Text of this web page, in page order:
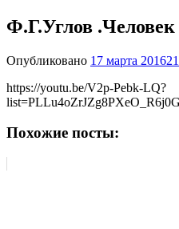
Ф.Г.Углов
Опубликовано 17 марта 2016
https://youtu.be/V2p-Pebk-LQ?
Похожие посты: